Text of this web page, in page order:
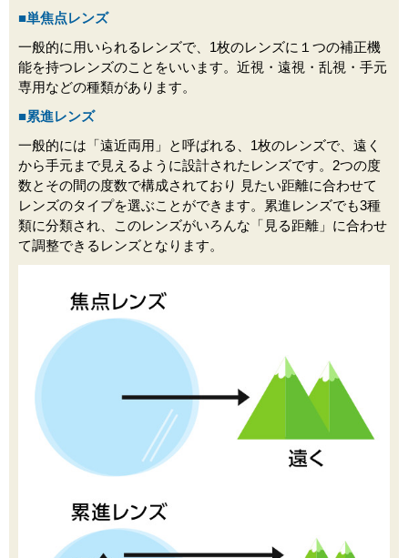
■単焦点レンズ
一般的に用いられるレンズで、1枚のレンズに１つの補正機
能を持つレンズのことをいいます。近視・遠視・乱視・手元
専用などの種類があります。
■累進レンズ
一般的には「遠近両用」と呼ばれる、1枚のレンズで、遠く
から手元まで見えるように設計されたレンズです。2つの度
数とその間の度数で構成されており 見たい距離に合わせて
レンズのタイプを選ぶことができます。累進レンズでも3種
類に分類され、このレンズがいろんな「見る距離」に合わせ
て調整できるレンズとなります。